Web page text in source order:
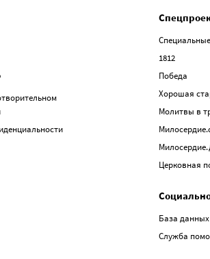
1812
Победа
Хорошая
Молитвы в
Церковная
База
Служба